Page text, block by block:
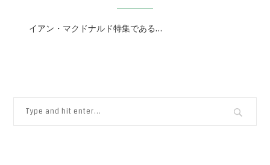
イアン・マクドナルド特集である…